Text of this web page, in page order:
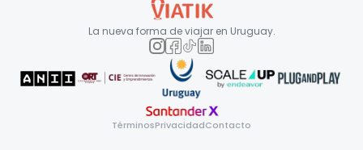
La nueva forma de viajar en Uruguay.
TérminosPrivacidadContacto